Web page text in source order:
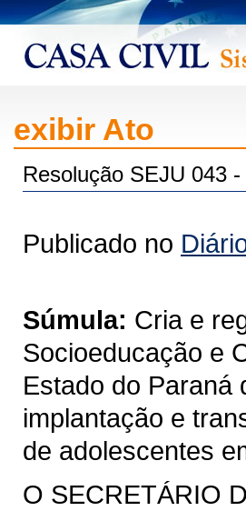
exibir Ato
Resolução SEJU 043
Publicado no
Súmula: Cria e
Socioeducação e
Estado do Paraná
implantação e
de adolescentes
O SECRETÁRIO